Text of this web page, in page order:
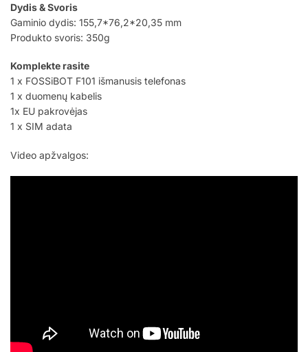
Dydis & Svoris
Gaminio dydis: 155,7*76,2*20,35 mm
Produkto svoris: 350g
Komplekte rasite
1 x FOSSiBOT F101 išmanusis telefonas
1 x duomenų kabelis
1x EU pakrovėjas
1 x SIM adata
Video apžvalgos: